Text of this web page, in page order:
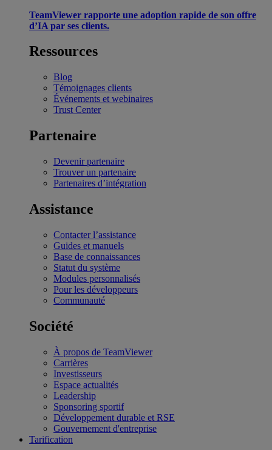
TeamViewer rapporte une adoption rapide de son offre
d’IA par ses clients.
Ressources
Blog
Témoignages clients
Événements et webinaires
Trust Center
Partenaire
Devenir partenaire
Trouver un partenaire
Partenaires d’intégration
Assistance
Contacter l’assistance
Guides et manuels
Base de connaissances
Statut du système
Modules personnalisés
Pour les développeurs
Communauté
Société
À propos de TeamViewer
Carrières
Investisseurs
Espace actualités
Leadership
Sponsoring sportif
Développement durable et RSE
Gouvernement d'entreprise
Tarification